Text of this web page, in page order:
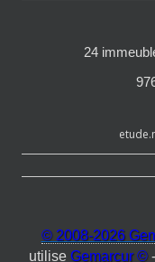
24
© 2008-2026
utilise Gemarcur © -